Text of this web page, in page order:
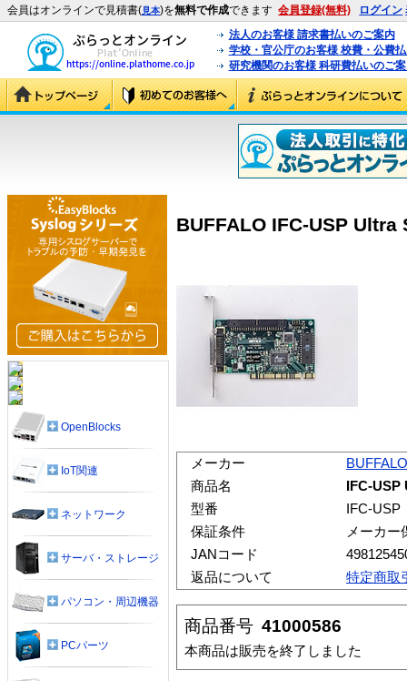
会員はオンラインで見積書(見本)を無料で作成できます 会員登録(無料) ログイン
法人のお客様 請求書払いのご案内
学校・官公庁のお客様 校費・公費
研究機関のお客様 科研費払いのご
BUFFALO IFC-USP Ultra
メーカー
BUFFALO
商品名
IFC-
型番
IFC-USP
保証条件
メーカー
JANコード
返品について
特定商取
商品番号 41000586
本商品は販売を終了しました
OpenBlocks
IoT関連
ネットワーク
サーバ・ストレージ
パソコン・周辺機器
PCパーツ